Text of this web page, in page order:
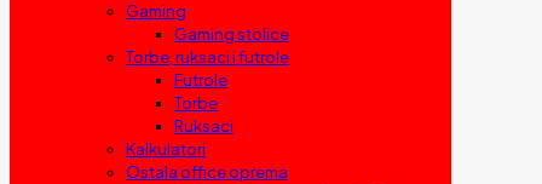
Gaming
Gaming stolice
Torbe, ruksaci i futrole
Futrole
Torbe
Ruksaci
Kalkulatori
Ostala office oprema